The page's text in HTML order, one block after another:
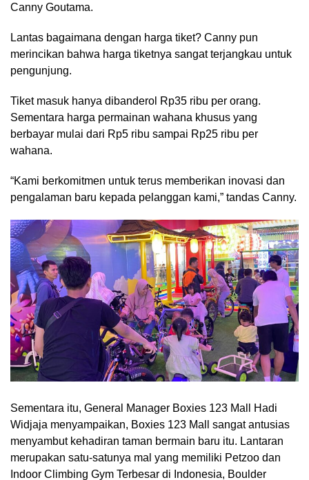
Canny Goutama.
Lantas bagaimana dengan harga tiket? Canny pun
merincikan bahwa harga tiketnya sangat terjangkau untuk
pengunjung.
Tiket masuk hanya dibanderol Rp35 ribu per orang.
Sementara harga permainan wahana khusus yang
berbayar mulai dari Rp5 ribu sampai Rp25 ribu per
wahana.
“Kami berkomitmen untuk terus memberikan inovasi dan
pengalaman baru kepada pelanggan kami,” tandas Canny.
Sementara itu, General Manager Boxies 123 Mall Hadi
Widjaja menyampaikan, Boxies 123 Mall sangat antusias
menyambut kehadiran taman bermain baru itu. Lantaran
merupakan satu-satunya mal yang memiliki Petzoo dan
Indoor Climbing Gym Terbesar di Indonesia, Boulder